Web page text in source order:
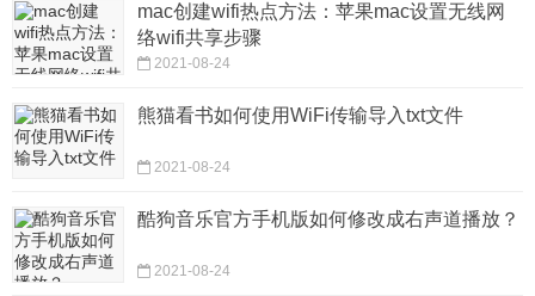
mac创建wifi热点方法：苹果mac设置无线网
络wifi共享步骤
2021-08-24
熊猫看书如何使用WiFi传输导入txt文件
2021-08-24
酷狗音乐官方手机版如何修改成右声道播放？
2021-08-24